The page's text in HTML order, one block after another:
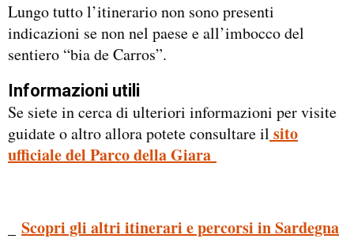
Lungo tutto l’itinerario non sono presenti
indicazioni se non nel paese e all’imbocco del
sentiero “bia de Carros”.
Informazioni utili
Se siete in cerca di ulteriori informazioni per visite
guidate o altro allora potete consultare il sito
ufficiale del Parco della Giara
Scopri gli altri itinerari e percorsi in Sardegna